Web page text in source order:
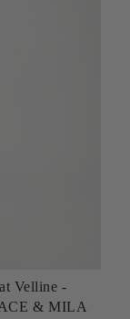
Velline -
& MILA